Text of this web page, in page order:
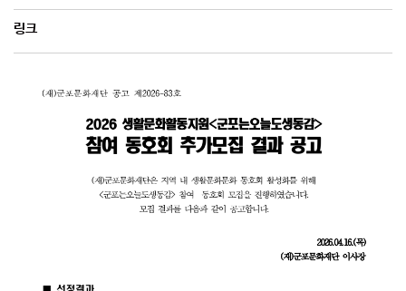
링크